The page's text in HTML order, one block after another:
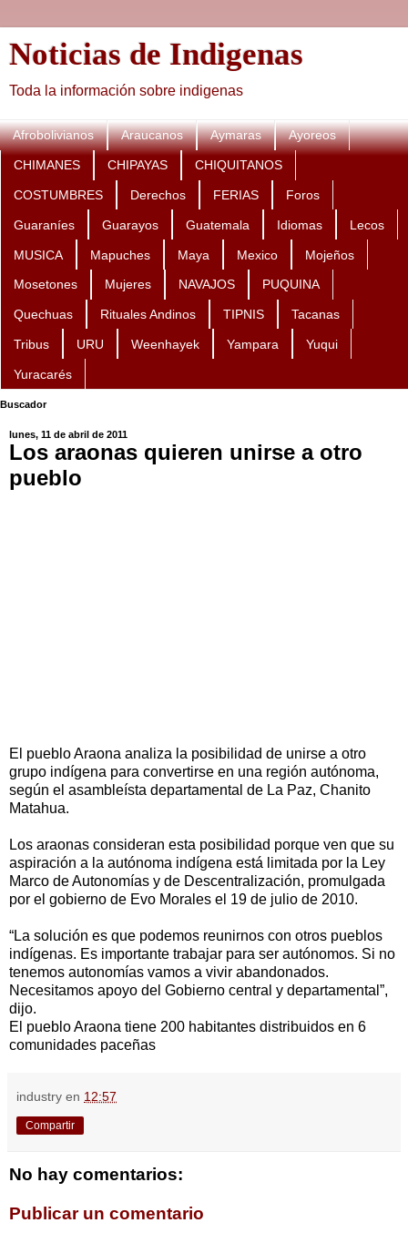
Noticias de Indigenas
Toda la información sobre indigenas
Afrobolivianos Araucanos Aymaras Ayoreos
CHIMANES CHIPAYAS CHIQUITANOS
COSTUMBRES Derechos FERIAS Foros
Guaraníes Guarayos Guatemala Idiomas Lecos
MUSICA Mapuches Maya Mexico Mojeños
Mosetones Mujeres NAVAJOS PUQUINA
Quechuas Rituales Andinos TIPNIS Tacanas
Tribus URU Weenhayek Yampara Yuqui
Yuracarés
Buscador
lunes, 11 de abril de 2011
Los araonas quieren unirse a otro
pueblo
El pueblo Araona analiza la posibilidad de unirse a otro
grupo indígena para convertirse en una región autónoma,
según el asambleísta departamental de La Paz, Chanito
Matahua.
Los araonas consideran esta posibilidad porque ven que su
aspiración a la autónoma indígena está limitada por la Ley
Marco de Autonomías y de Descentralización, promulgada
por el gobierno de Evo Morales el 19 de julio de 2010.
“La solución es que podemos reunirnos con otros pueblos
indígenas. Es importante trabajar para ser autónomos. Si no
tenemos autonomías vamos a vivir abandonados.
Necesitamos apoyo del Gobierno central y departamental”,
dijo.
El pueblo Araona tiene 200 habitantes distribuidos en 6
comunidades paceñas
industry en 12:57
Compartir
No hay comentarios:
Publicar un comentario